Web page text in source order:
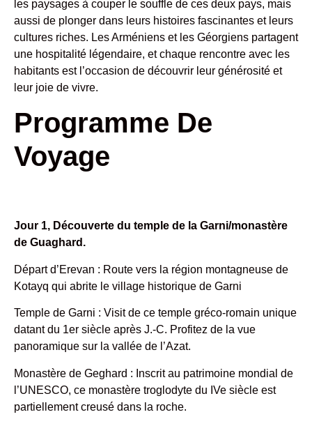
les paysages à couper le souffle de ces deux pays, mais
aussi de plonger dans leurs histoires fascinantes et leurs
cultures riches. Les Arméniens et les Géorgiens partagent
une hospitalité légendaire, et chaque rencontre avec les
habitants est l’occasion de découvrir leur générosité et
leur joie de vivre.
Programme De
Voyage
Jour 1, Découverte du temple de la Garni/monastère
de Guaghard.
Départ d’Erevan : Route vers la région montagneuse de
Kotayq qui abrite le village historique de Garni
Temple de Garni : Visit de ce temple gréco-romain unique
datant du 1er siècle après J.-C. Profitez de la vue
panoramique sur la vallée de l’Azat.
Monastère de Geghard : Inscrit au patrimoine mondial de
l’UNESCO, ce monastère troglodyte du IVe siècle est
partiellement creusé dans la roche.